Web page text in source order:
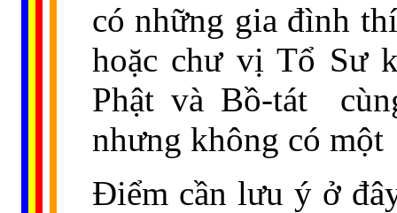
có những gia đình
hoặc chư vị Tổ Sư
Phật và Bồ-tát
nhưng không có một
Ðiểm cần lưu ý ở